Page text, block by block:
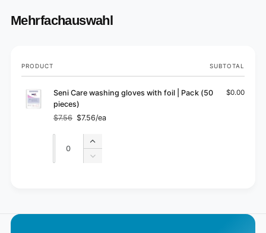
Mehrfachauswahl
Your
cart
PRODUCT SUBTOTAL
Seni Care washing gloves with foil | Pack (50
pieces)
Regular
price
$7.56
Sale
price
$7.56/ea
$0.00
Quantity
Increase
quantity
Decrease
a